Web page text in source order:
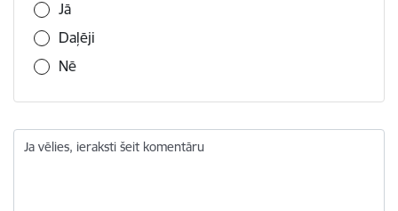
Jā
Daļēji
Nē
Ja vēlies, ieraksti šeit komentāru